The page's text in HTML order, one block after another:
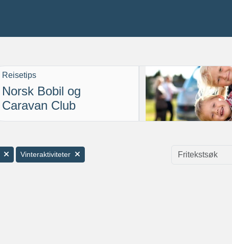
Reisetips
Norsk Bobil og
Caravan Club
Vinteraktiviteter